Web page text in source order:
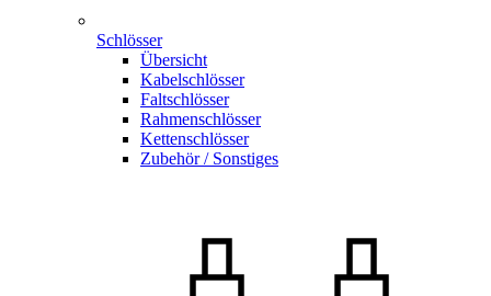
Schlösser
Übersicht
Kabelschlösser
Faltschlösser
Rahmenschlösser
Kettenschlösser
Zubehör / Sonstiges